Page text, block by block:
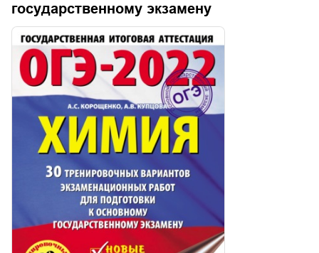
государственному экзамену